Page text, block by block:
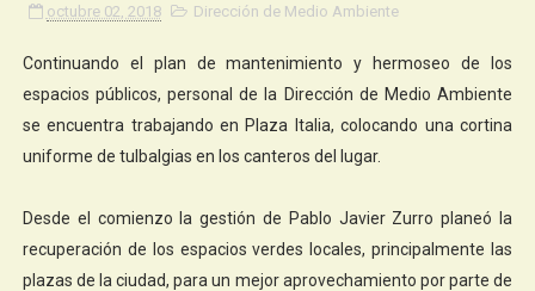
octubre 02, 2018 Dirección de Medio Ambiente
Continuando el plan de mantenimiento y hermoseo de los
espacios públicos, personal de la Dirección de Medio Ambiente
se encuentra trabajando en Plaza Italia, colocando una cortina
uniforme de tulbalgias en los canteros del lugar.
Desde el comienzo la gestión de Pablo Javier Zurro planeó la
recuperación de los espacios verdes locales, principalmente las
plazas de la ciudad, para un mejor aprovechamiento por parte de